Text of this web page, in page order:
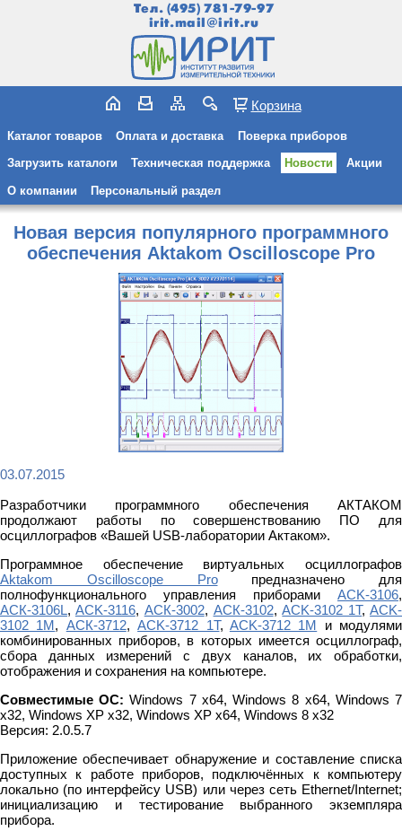
Тел. (495) 781-79-97
irit.mail@irit.ru
Корзина
Каталог товаров Оплата и доставка Поверка приборов
Загрузить каталоги Техническая поддержка Новости Акции
О компании Персональный раздел
Новая версия популярного программного
обеспечения Aktakom Oscilloscope Pro
03.07.2015
Разработчики программного обеспечения АКТАКОМ
продолжают работы по совершенствованию ПО для
осциллографов «Вашей USB-лаборатории Актаком».
Программное обеспечение виртуальных осциллографов
Aktakom Oscilloscope Proпредназначено для
полнофункционального управления приборами ACK-3106,
АСК-3106L, ACK-3116, АСК-3002, АСК-3102,ACK-3102 1T,ACK-
3102 1M, АСК-3712,ACK-3712 1T, ACK-3712 1M и модулями
комбинированных приборов, в которых имеется осциллограф,
сбора данных измерений с двух каналов, их обработки,
отображения и сохранения на компьютере.
Совместимые ОС: Windows 7 x64, Windows 8 x64, Windows 7
x32, Windows XP x32, Windows XP x64, Windows 8 x32
Версия: 2.0.5.7
Приложение обеспечивает обнаружение и составление списка
доступных к работе приборов, подключённых к компьютеру
локально (по интерфейсу USB) или через сеть Ethernet/Internet;
инициализацию и тестирование выбранного экземпляра
прибора.